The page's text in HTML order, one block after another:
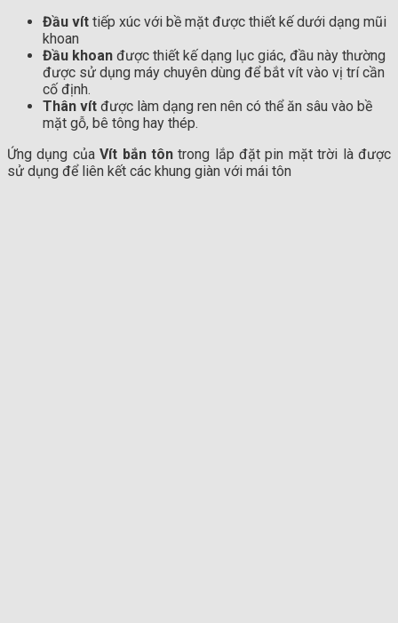
Đầu vít tiếp xúc với bề mặt được thiết kế dưới dạng mũi
khoan
Đầu khoan được thiết kế dạng lục giác, đầu này thường
được sử dụng máy chuyên dùng để bắt vít vào vị trí cần
cố định.
Thân vít được làm dạng ren nên có thể ăn sâu vào bề
mặt gỗ, bê tông hay thép.
Ứng dụng củaVít bắn tôntrong lắp đặt pin mặt trời là được
sử dụng để liên kết các khung giàn với mái tôn